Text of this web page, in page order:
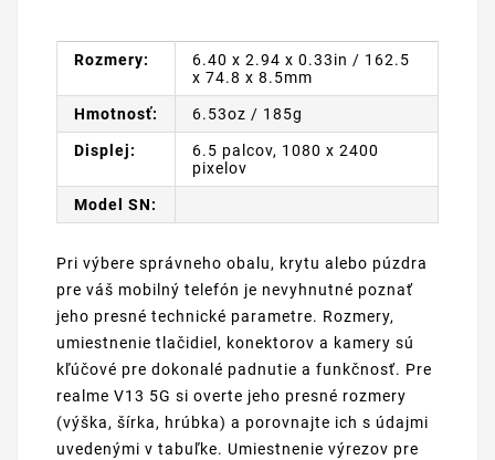
Rozmery:
6.40 x 2.94 x 0.33in / 162.5
x 74.8 x 8.5mm
Hmotnosť: 6.53oz / 185g
Displej:
6.5 palcov, 1080 x 2400
pixelov
Model SN:
Pri výbere správneho obalu, krytu alebo púzdra
pre váš mobilný telefón je nevyhnutné poznať
jeho presné technické parametre. Rozmery,
umiestnenie tlačidiel, konektorov a kamery sú
kľúčové pre dokonalé padnutie a funkčnosť. Pre
realme V13 5G si overte jeho presné rozmery
(výška, šírka, hrúbka) a porovnajte ich s údajmi
uvedenými v tabuľke. Umiestnenie výrezov pre